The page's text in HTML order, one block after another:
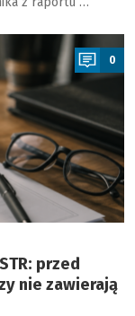
0
przed
nie zawierają